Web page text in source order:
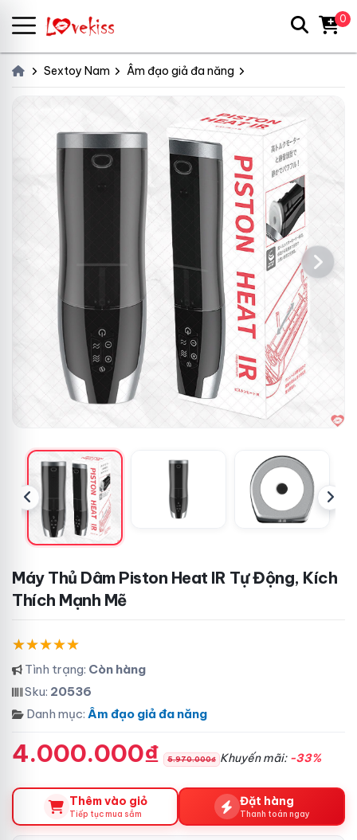
Sextoy Nam Âm đạo giả đa năng
Máy Thủ Dâm Piston Heat IR Tự Động, Kích
Thích Mạnh Mẽ
Tình trạng: Còn hàng
Sku: 20536
Danh mục: Âm đạo giả đa năng
4.000.000₫ 5.970.000₫ Khuyến mãi: -33%
Thêm vào giỏ
Tiếp tục mua sắm
Đặt hàng
Thanh toán ngay
0